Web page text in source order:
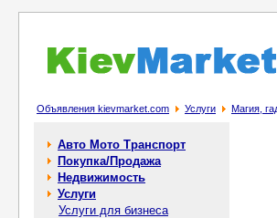
Объявления kievmarket.com Услуги Магия,
Авто Мото Транспорт
Покупка/Продажа
Недвижимость
Услуги
Услуги для бизнеса